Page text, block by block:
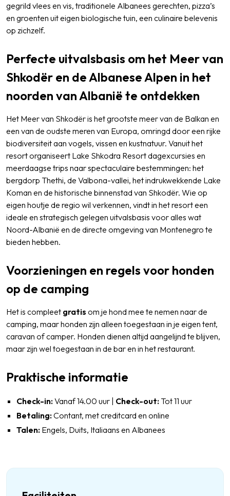
gegrild vlees en vis, traditionele Albanees gerechten, pizza’s
en groenten uit eigen biologische tuin, een culinaire belevenis
op zichzelf.
Perfecte uitvalsbasis om het Meer van
Shkodër en de Albanese Alpen in het
noorden van Albanië te ontdekken
Het Meer van Shkodër is het grootste meer van de Balkan en
een van de oudste meren van Europa, omringd door een rijke
biodiversiteit aan vogels, vissen en kustnatuur. Vanuit het
resort organiseert Lake Shkodra Resort dagexcursies en
meerdaagse trips naar spectaculaire bestemmingen: het
bergdorp Thethi, de Valbona-vallei, het indrukwekkende Lake
Koman en de historische binnenstad van Shkodër. Wie op
eigen houtje de regio wil verkennen, vindt in het resort een
ideale en strategisch gelegen uitvalsbasis voor alles wat
Noord-Albanië en de directe omgeving van Montenegro te
bieden hebben.
Voorzieningen en regels voor honden
op de camping
Het is compleet gratis om je hond mee te nemen naar de
camping, maar honden zijn alleen toegestaan in je eigen tent,
caravan of camper. Honden dienen altijd aangelijnd te blijven,
maar zijn wel toegestaan in de bar en in het restaurant.
Praktische informatie
Check-in:Vanaf 14.00 uur | Check-out: Tot 11 uur
Betaling:Contant, met creditcard en online
Talen: Engels, Duits, Italiaans en Albanees